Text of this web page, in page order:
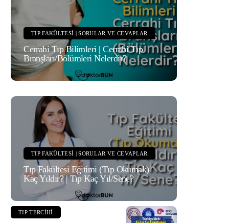
TIP FAKÜLTESI | SORULAR VE CEVAPLAR
Cerrahi Tıp Bilimleri | Cerrahi Tıp
Branşları/Bölümleri Nelerdir?
TIP FAKÜLTESI | SORULAR VE CEVAPLAR
Tıp Fakültesi Eğitimi (Tıp Okumak)
Kaç Yıldır? | Tıp Kaç Yıl/Sene?
TIP TERCIHI